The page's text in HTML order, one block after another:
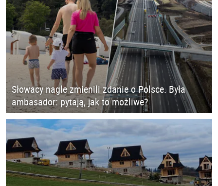
Słowacy nagle zmienili zdanie o Polsce. Była
ambasador: pytają, jak to możliwe?